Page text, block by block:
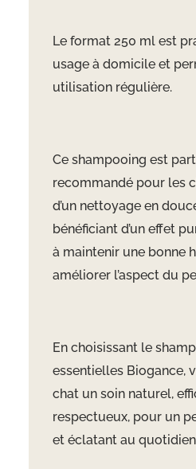
Le format 250 ml est
usage à domicile et
utilisation régulière.
Ce shampooing est
recommandé pour les
d’un nettoyage en
bénéficiant d’un effet
à maintenir une bonne
améliorer l’aspect du
En choisissant le
essentielles Biogance,
chat un soin naturel,
respectueux, pour un
et éclatant au